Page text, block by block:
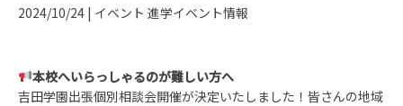
2024/10/24 | イベント 進学イベント情報
本校へいらっしゃるのが難しい方へ
吉田学園出張個別相談会開催が決定いたしました！皆さんの地域